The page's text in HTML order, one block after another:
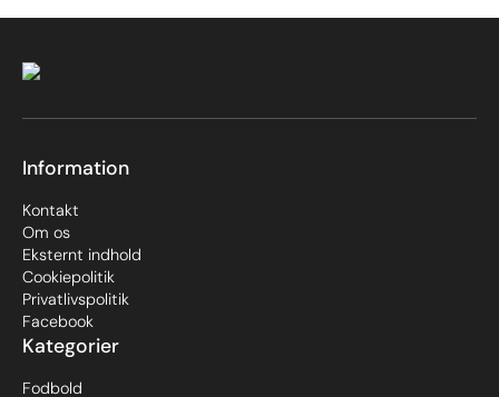
Kategorier
Fodbold
Information
Kontakt
Om os
Eksternt indhold
Cookiepolitik
Privatlivspolitik
Facebook